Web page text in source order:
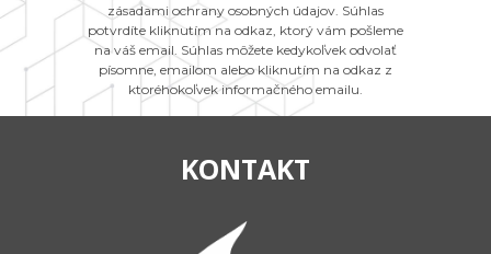
zásadami ochrany osobných údajov. Súhlas
potvrdíte kliknutím na odkaz, ktorý vám pošleme
na váš email. Súhlas môžete kedykoľvek odvolať
písomne, emailom alebo kliknutím na odkaz z
ktoréhokoľvek informačného emailu.
KONTAKT